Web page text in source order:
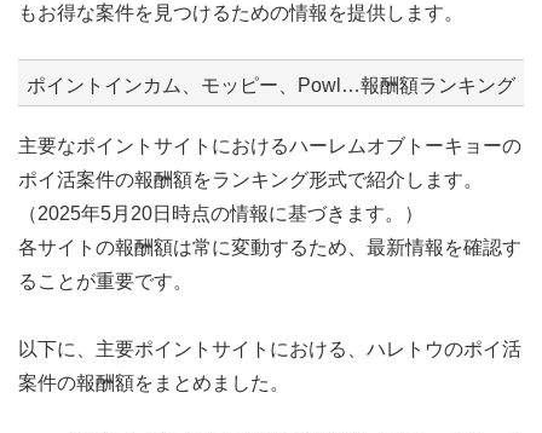
もお得な案件を見つけるための情報を提供します。
ポイントインカム、モッピー、Powl…報酬額ランキング
主要なポイントサイトにおけるハーレムオブトーキョーの
ポイ活案件の報酬額をランキング形式で紹介します。
（2025年5月20日時点の情報に基づきます。）
各サイトの報酬額は常に変動するため、最新情報を確認す
ることが重要です。
以下に、主要ポイントサイトにおける、ハレトウのポイ活
案件の報酬額をまとめました。